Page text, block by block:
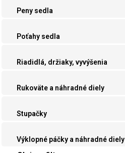
Peny sedla
Poťahy sedla
Riadidlá, držiaky, vyvýšenia
Rukoväte a náhradné diely
Stupačky
Výklopné páčky a náhradné diely